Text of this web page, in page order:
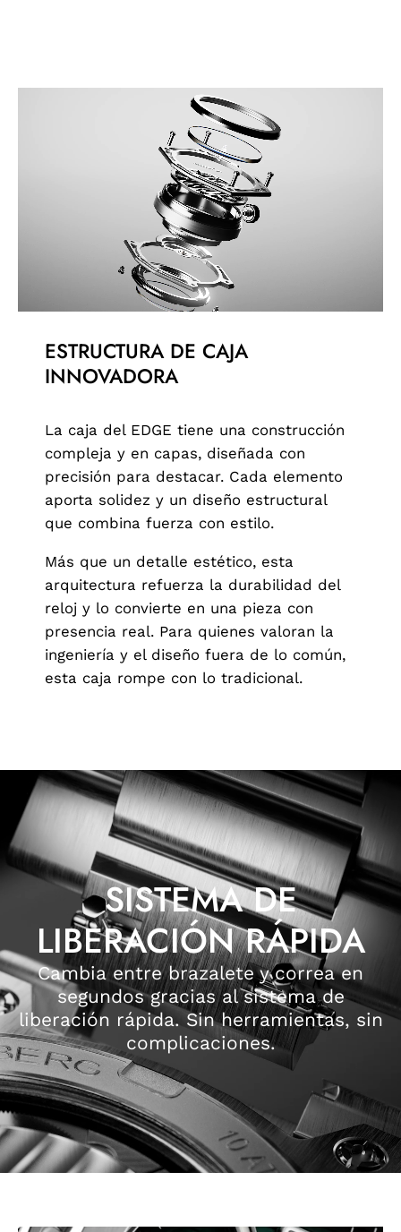
ESTRUCTURA DE CAJA
INNOVADORA
La caja del EDGE tiene una construcción
compleja y en capas, diseñada con
precisión para destacar. Cada elemento
aporta solidez y un diseño estructural
que combina fuerza con estilo.
Más que un detalle estético, esta
arquitectura refuerza la durabilidad del
reloj y lo convierte en una pieza con
presencia real. Para quienes valoran la
ingeniería y el diseño fuera de lo común,
esta caja rompe con lo tradicional.
SISTEMA DE
LIBERACIÓN RÁPIDA
Cambia entre brazalete y correa en
segundos gracias al sistema de
liberación rápida. Sin herramientas, sin
complicaciones.